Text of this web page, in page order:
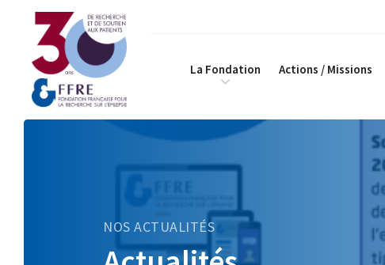
La Fondation Actions / Missions
NOS ACTUALITÉS